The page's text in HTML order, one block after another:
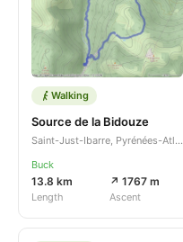
Walking
Source de la Bidouze
Saint-Just-Ibarre, Pyrénées-Atlantiques, Nouvelle-Aquitaine, FR
Buck
13.8 km
Length
↗ 1767 m
Ascent